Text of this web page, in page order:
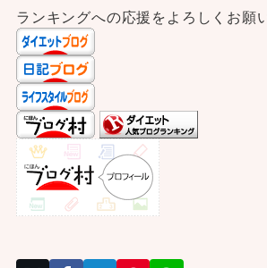
ランキングへの応援をよろしくお願